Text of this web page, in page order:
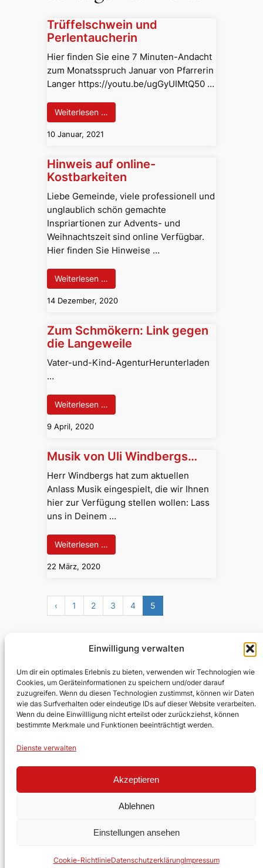
Einwilligung verwalten
Um dir ein optimales Erlebnis zu bieten, verwenden wir Technologien wie
Cookies, um Geräteinformationen zu speichern und/oder darauf
zuzugreifen. Wenn du diesen Technologien zustimmst, können wir Daten
wie das Surfverhalten oder eindeutige IDs auf dieser Website verarbeiten.
Wenn du deine Einwillligung nicht erteilst oder zurückziehst, können
bestimmte Merkmale und Funktionen beeinträchtigt werden.
Dienste verwalten
Akzeptieren
Ablehnen
Einstellungen ansehen
Cookie-RichtlinieDatenschutzerklärungImpressum
Trüffelschwein und
Perlentaucherin
Hier finden Sie eine 7 Minuten-Andacht
zum Monatsspruch Januar von Pfarrerin
Langer https://youtu.be/ugGyUIMtQ50 …
Weiterlesen …
10 Januar, 2021
Hinweis auf online-
Kostbarkeiten
Liebe Gemeinde, viele professionell und
unglaublich schön gemachte
Inspriartionen zur Advents- und
Weihnachtszeit sind online Verfügbar.
Hier finden Sie Hinweise …
Weiterlesen …
14 Dezember, 2020
Zum Schmökern: Link gegen
die Langeweile
Vater-und-Kind-AgenturHerunterladen
…
Weiterlesen …
9 April, 2020
Musik von Uli Windbergs…
Herr Windbergs hat zum aktuellen
Anlass Musik eingespielt, die wir Ihnen
hier zur Verfügung stellen wollen: Lass
uns in Deinem …
Weiterlesen …
22 März, 2020
‹ 1 2 3 4 5
Evangelische Kirchengemeinde
Lobberich
Über uns
Kontakt
Ehrenamt
Datenschutz
Facebook
Gestaltet mitWordPress